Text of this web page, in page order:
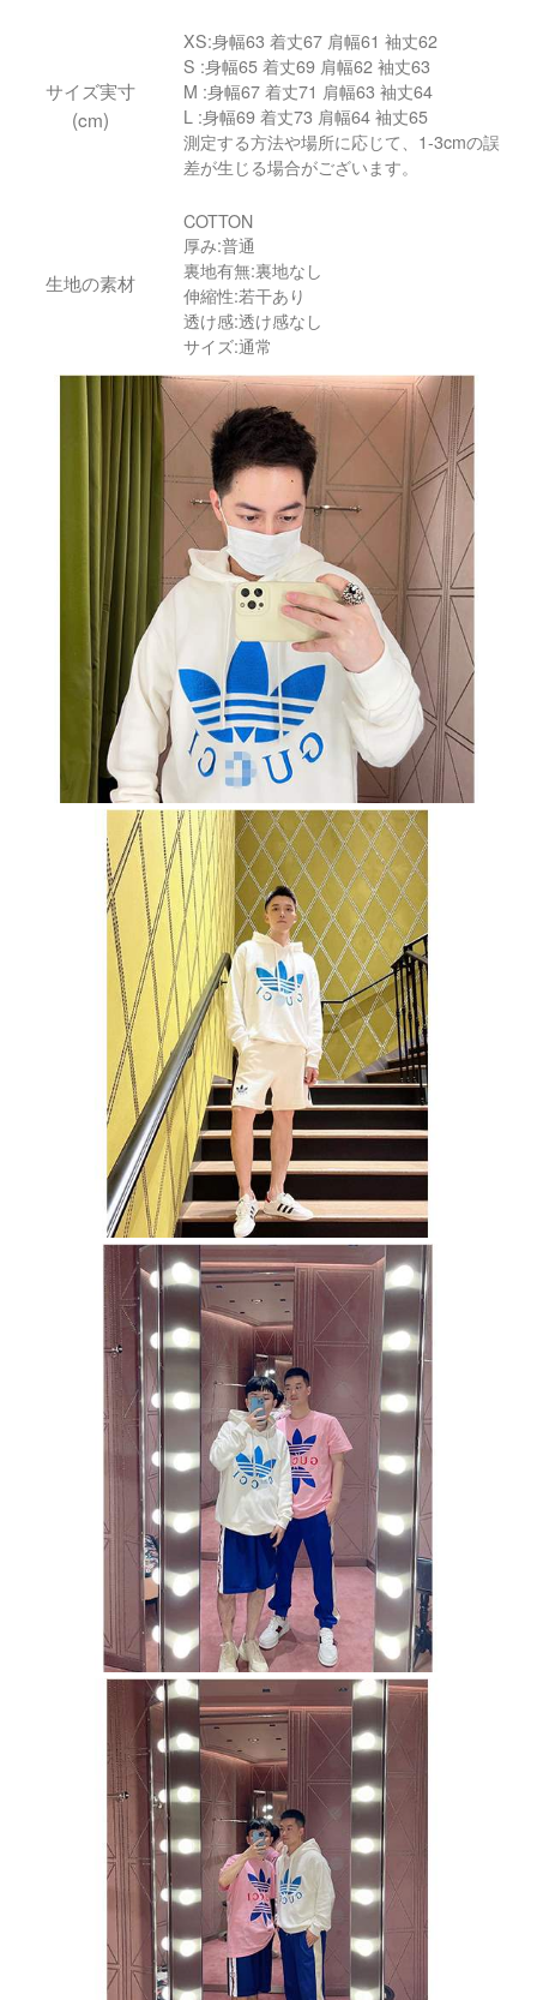
サイズ実寸
(cm)
XS:身幅63 着丈67 肩幅61 袖丈62
S :身幅65 着丈69 肩幅62 袖丈63
M :身幅67 着丈71 肩幅63 袖丈64
L :身幅69 着丈73 肩幅64 袖丈65
測定する方法や場所に応じて、1-3cmの誤
差が生じる場合がございます。
生地の素材
COTTON
厚み:普通
裏地有無:裏地なし
伸縮性:若干あり
透け感:透け感なし
サイズ:通常